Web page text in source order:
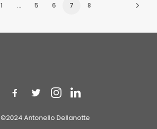
1 … 5 6 7 8
©2024 Antonello Dellanotte